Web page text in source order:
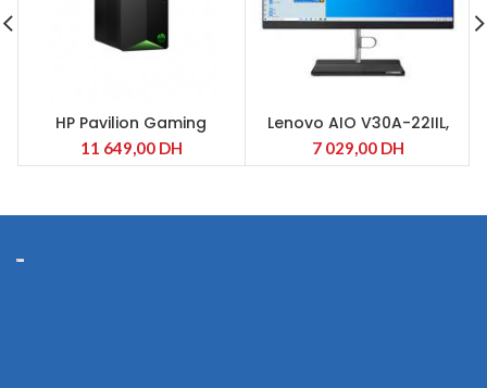
HP Pavilion Gaming
Desktop TG01-2004nk
11 649,00 DH
Lenovo AIO V30A-22IIL,
Intel Core i5-1035G1
7 029,00 DH